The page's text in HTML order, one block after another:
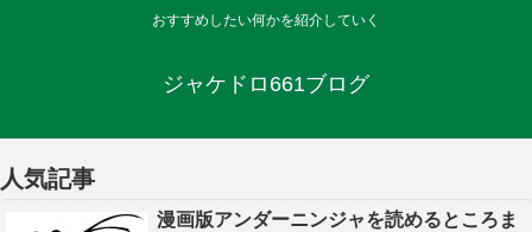
おすすめしたい何かを紹介していく
ジャケドロ661ブログ
人気記事
漫画版アンダーニンジャを読めるところま